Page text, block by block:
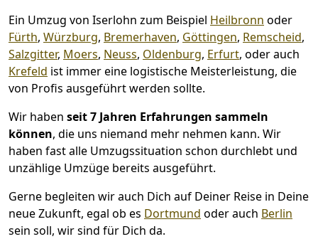
Ein Umzug von Iserlohn zum Beispiel Heilbronn oder
Fürth, Würzburg, Bremer­haven, Göttingen, Remscheid,
Salzgitter, Moers, Neuss, Oldenburg, Erfurt, oder auch
Krefeld ist immer eine logistische Meisterleistung, die
von Profis ausgeführt werden sollte.
Wir haben seit7 Jahren Erfahrungen sammeln
können, die uns niemand mehr nehmen kann. Wir
haben fast alle Umzugssituation schon durchlebt und
unzählige Umzüge bereits ausgeführt.
Gerne begleiten wir auch Dich auf Deiner Reise in Deine
neue Zukunft, egal ob es Dortmund oder auch Berlin
sein soll, wir sind für Dich da.